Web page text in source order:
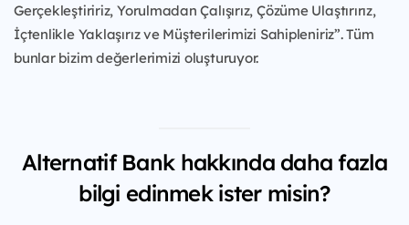
Gerçekleştiririz, Yorulmadan Çalışırız, Çözüme Ulaştırırız,
İçtenlikle Yaklaşırız ve Müşterilerimizi Sahipleniriz”. Tüm
bunlar bizim değerlerimizi oluşturuyor.
Alternatif Bank hakkında daha fazla
bilgi edinmek ister misin?